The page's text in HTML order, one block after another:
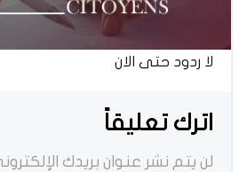
لا ردود حتى الان
اترك تعليقاً
لن يتم نشر عنوان بريدك